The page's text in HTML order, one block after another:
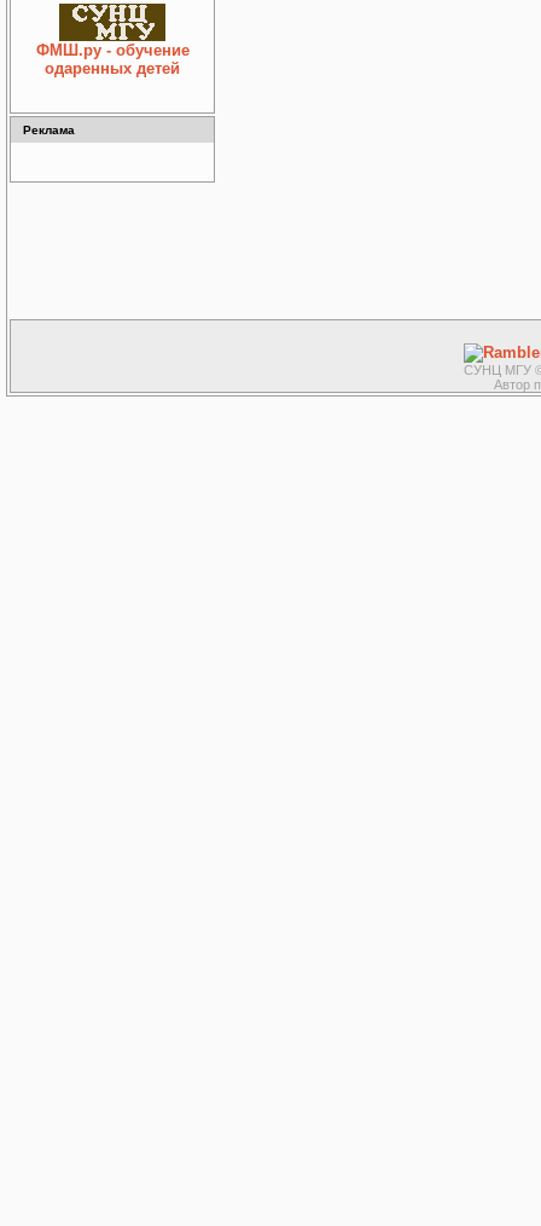
ФМШ.ру - обучение
одаренных детей
Реклама
СУНЦ МГУ ©
Автор